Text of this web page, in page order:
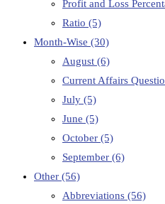
Profit and Loss
Ratio (5)
Month-Wise (30)
August (6)
Current Affairs
July (5)
June (5)
October (5)
September (6)
Other (56)
Abbreviations (56)